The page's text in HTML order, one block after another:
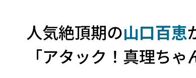
人気絶頂期の山口百恵
「アタック！真理ちゃ